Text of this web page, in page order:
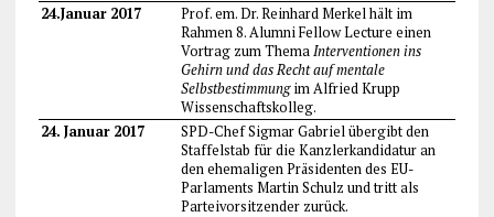
24.Januar 2017
Prof. em. Dr. Reinhard Merkel hält im
Rahmen 8. Alumni Fellow Lecture einen
Vortrag zum ThemaInterventionen ins
Gehirn und das Recht auf mentale
Selbstbestimmungim Alfried Krupp
Wissenschaftskolleg.
24. Januar 2017
SPD-Chef Sigmar Gabriel übergibt den
Staffelstab für die Kanzlerkandidatur an
den ehemaligen Präsidenten des EU-
Parlaments Martin Schulz und tritt als
Parteivorsitzender zurück.